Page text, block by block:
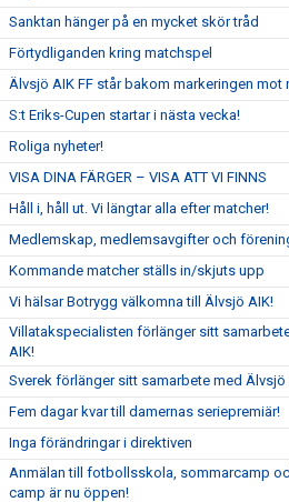
Sanktan hänger på en mycket skör tråd
Förtydliganden kring matchspel
Älvsjö AIK FF står bakom markeringen mot
S:t Eriks-Cupen startar i nästa vecka!
Roliga nyheter!
VISA DINA FÄRGER – VISA ATT VI FINNS
Håll i, håll ut. Vi längtar alla efter matcher!
Medlemskap, medlemsavgifter och
Kommande matcher ställs in/skjuts upp
Vi hälsar Botrygg välkomna till Älvsjö AIK!
Villatakspecialisten förlänger sitt
AIK!
Sverek förlänger sitt samarbete med Älvsjö
Fem dagar kvar till damernas seriepremiär!
Inga förändringar i direktiven
Anmälan till fotbollsskola, sommarcamp
camp är nu öppen!